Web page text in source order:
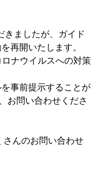
きましたが、ガイド
再開いたします。
ナウイルスへの対策
事前提示することが
お問い合わせくださ
んのお問い合わせ